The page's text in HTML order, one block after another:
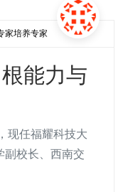
家培养专家
能力与
现任福耀科技大
副校长、西南交